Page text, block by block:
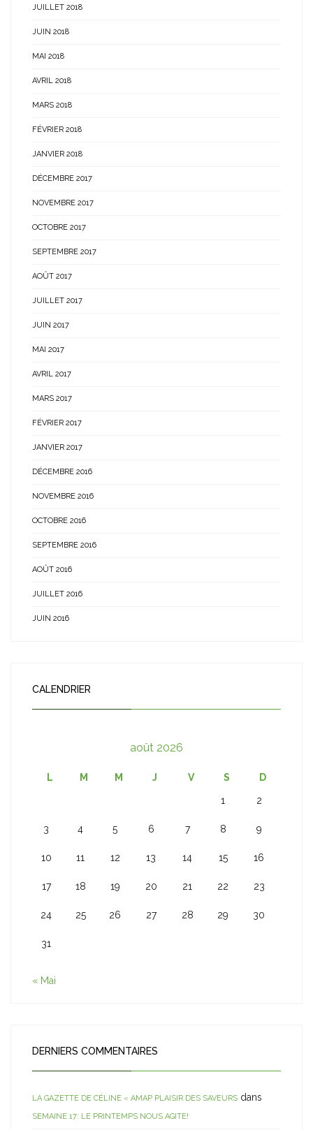
JUILLET 2018
JUIN 2018
MAI 2018
AVRIL 2018
MARS 2018
FÉVRIER 2018
JANVIER 2018
DÉCEMBRE 2017
NOVEMBRE 2017
OCTOBRE 2017
SEPTEMBRE 2017
AOÛT 2017
JUILLET 2017
JUIN 2017
MAI 2017
AVRIL 2017
MARS 2017
FÉVRIER 2017
JANVIER 2017
DÉCEMBRE 2016
NOVEMBRE 2016
OCTOBRE 2016
SEPTEMBRE 2016
AOÛT 2016
JUILLET 2016
JUIN 2016
CALENDRIER
août 2026
L M M J V S D
1 2
3 4 5 6 7 8 9
10 11 12 13 14 15 16
17 18 19 20 21 22 23
24 25 26 27 28 29 30
31
« Mai
DERNIERS COMMENTAIRES
LA GAZETTE DE CÉLINE « AMAP PLAISIR DES SAVEURS dans
SEMAINE 17: LE PRINTEMPS NOUS AGITE!